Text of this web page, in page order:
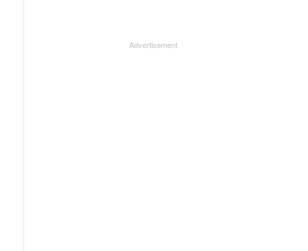
Advertisement